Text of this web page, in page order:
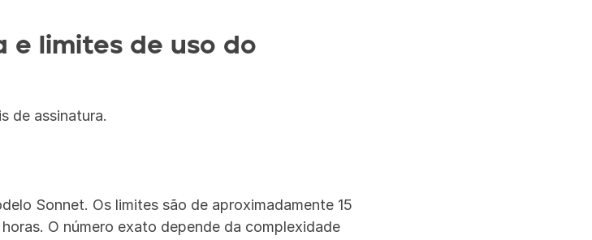
e limites de uso do
de assinatura.
Sonnet. Os limites são de aproximadamente 15
O número exato depende da complexidade